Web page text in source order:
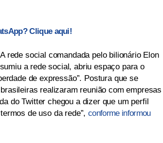
Clique aqui!
rede social comandada pelo bilionário Elon
a rede social, abriu espaço para o
de expressão”. Postura que se
realizaram reunião com empresas
do Twitter chegou a dizer que um perfil
de uso da rede”,conforme informou